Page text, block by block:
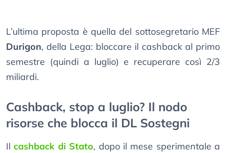
L’ultima proposta è quella del sottosegretario MEF
Durigon, della Lega: bloccare il cashback al primo
semestre (quindi a luglio) e recuperare così 2/3
miliardi.
Cashback, stop a luglio? Il nodo
risorse che blocca il DL Sostegni
Ilcashback di Stato, dopo il mese sperimentale a